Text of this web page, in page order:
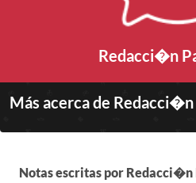
Redacci�n
Más acerca de
Notas escritas por Redacci�n